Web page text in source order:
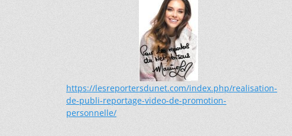
https://lesreportersdunet.com/index.php/realisation-
de-publi-reportage-video-de-promotion-
personnelle/